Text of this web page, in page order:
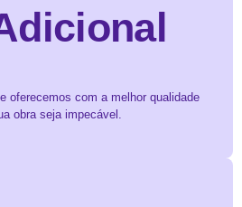
oferecemos com a melhor qualidade
obra seja impecável.